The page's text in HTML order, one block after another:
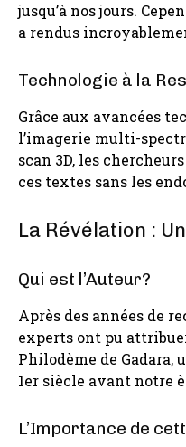
jusqu’à nos jours.
a rendus
Technologie à la
Grâce aux avancées
l’imagerie multi-
scan 3D, les
ces textes sans les
La Révélation :
Qui est l’Auteur?
Après des années de
experts ont pu
Philodème de Gadara,
1er siècle avant notre
L’Importance de